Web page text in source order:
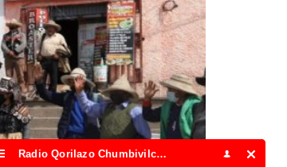
Radio Qorilazo Chumbivilcas